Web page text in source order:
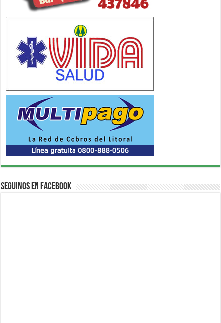
Seguinos en Facebook